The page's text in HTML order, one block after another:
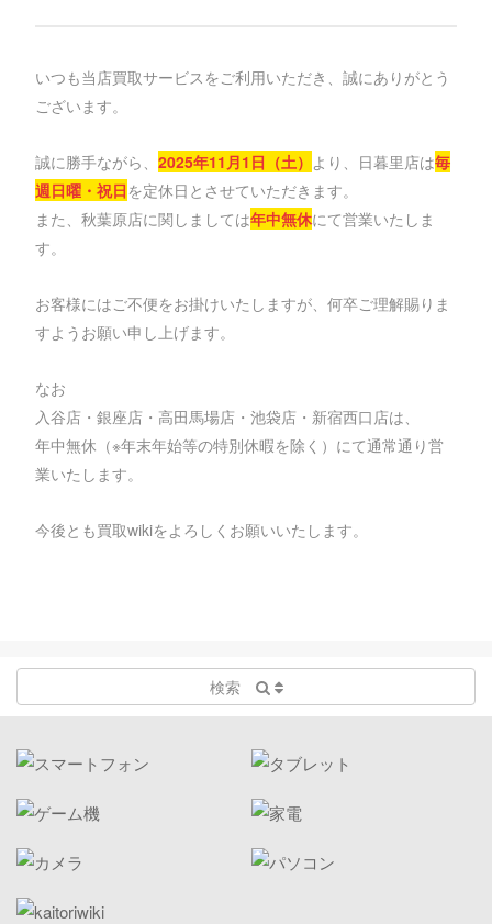
いつも当店買取サービスをご利用いただき、誠にありがとう
ございます。
誠に勝手ながら、 2025年11月1日（土） より、日暮里店は毎
週日曜・祝日 を定休日とさせていただきます。
また、秋葉原店に関しましては年中無休にて営業いたしま
す。
お客様にはご不便をお掛けいたしますが、何卒ご理解賜りま
すようお願い申し上げます。
なお
入谷店・銀座店・高田馬場店・池袋店・新宿西口店は、
年中無休（※年末年始等の特別休暇を除く）にて通常通り営
業いたします。
今後とも買取wikiをよろしくお願いいたします。
検索